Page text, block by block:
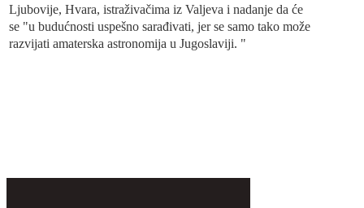
Ljubovije, Hvara, istraživačima iz Valjeva i nadanje da će
se "u budućnosti uspešno sarađivati, jer se samo tako može
razvijati amaterska astronomija u Jugoslaviji. "